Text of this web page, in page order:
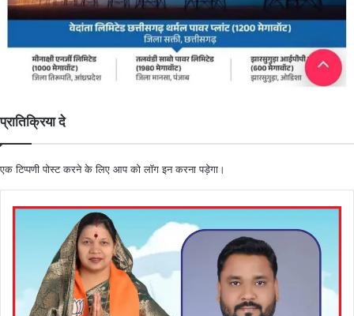
प्रातिक्रिया दे
एक टिप्पणी पोस्ट करने के लिए आप कोलॉग इनकरना पड़ेगा।